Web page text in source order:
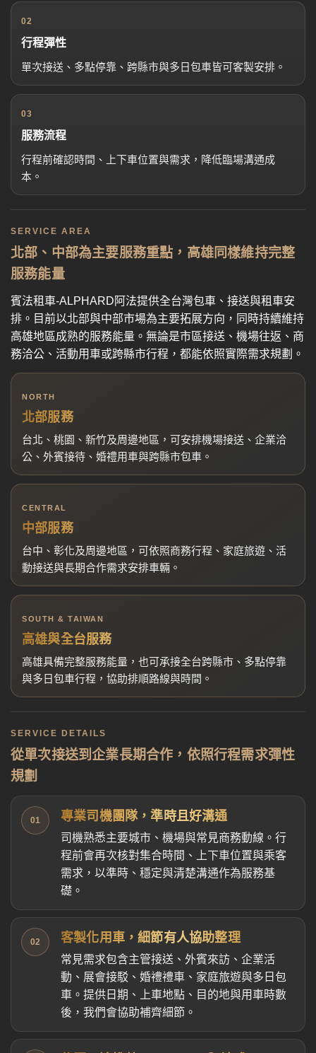
02
行程彈性
單次接送、多點停靠、跨縣市與多日包車皆可客製安排。
03
服務流程
行程前確認時間、上下車位置與需求，降低臨場溝通成
本。
SERVICE AREA
北部、中部為主要服務重點，高雄同樣維持完整
服務能量
賓法租車-ALPHARD阿法提供全台灣包車、接送與租車安
排。目前以北部與中部市場為主要拓展方向，同時持續維持
高雄地區成熟的服務能量。無論是市區接送、機場往返、商
務洽公、活動用車或跨縣市行程，都能依照實際需求規劃。
NORTH
北部服務
台北、桃園、新竹及周邊地區，可安排機場接送、企業洽
公、外賓接待、婚禮用車與跨縣市包車。
CENTRAL
中部服務
台中、彰化及周邊地區，可依照商務行程、家庭旅遊、活
動接送與長期合作需求安排車輛。
SOUTH & TAIWAN
高雄與全台服務
高雄具備完整服務能量，也可承接全台跨縣市、多點停靠
與多日包車行程，協助排順路線與時間。
SERVICE DETAILS
從單次接送到企業長期合作，依照行程需求彈性
規劃
01 專業司機團隊，準時且好溝通
司機熟悉主要城市、機場與常見商務動線。行
程前會再次核對集合時間、上下車位置與乘客
需求，以準時、穩定與清楚溝通作為服務基
礎。
02 客製化用車，細節有人協助整理
常見需求包含主管接送、外賓來訪、企業活
動、展會接駁、婚禮禮車、家庭旅遊與多日包
車。提供日期、上車地點、目的地與用車時數
後，我們會協助補齊細節。